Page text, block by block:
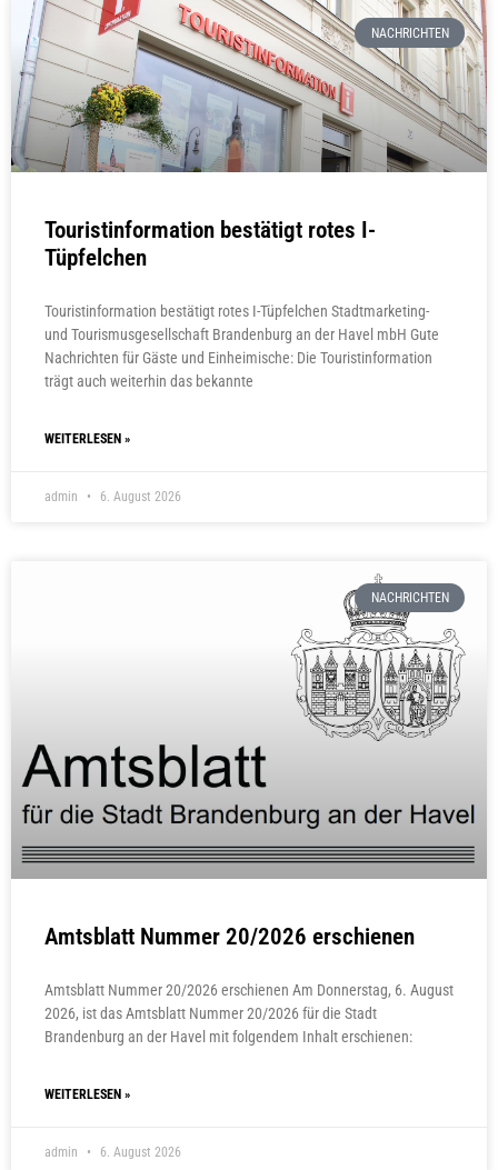
NACHRICHTEN
Touristinformation bestätigt rotes I-
Tüpfelchen
Touristinformation bestätigt rotes I-Tüpfelchen Stadtmarketing-
und Tourismusgesellschaft Brandenburg an der Havel mbH Gute
Nachrichten für Gäste und Einheimische: Die Touristinformation
trägt auch weiterhin das bekannte
WEITERLESEN »
admin 6. August 2026
NACHRICHTEN
Amtsblatt Nummer 20/2026 erschienen
Amtsblatt Nummer 20/2026 erschienen Am Donnerstag, 6. August
2026, ist das Amtsblatt Nummer 20/2026 für die Stadt
Brandenburg an der Havel mit folgendem Inhalt erschienen:
WEITERLESEN »
admin 6. August 2026